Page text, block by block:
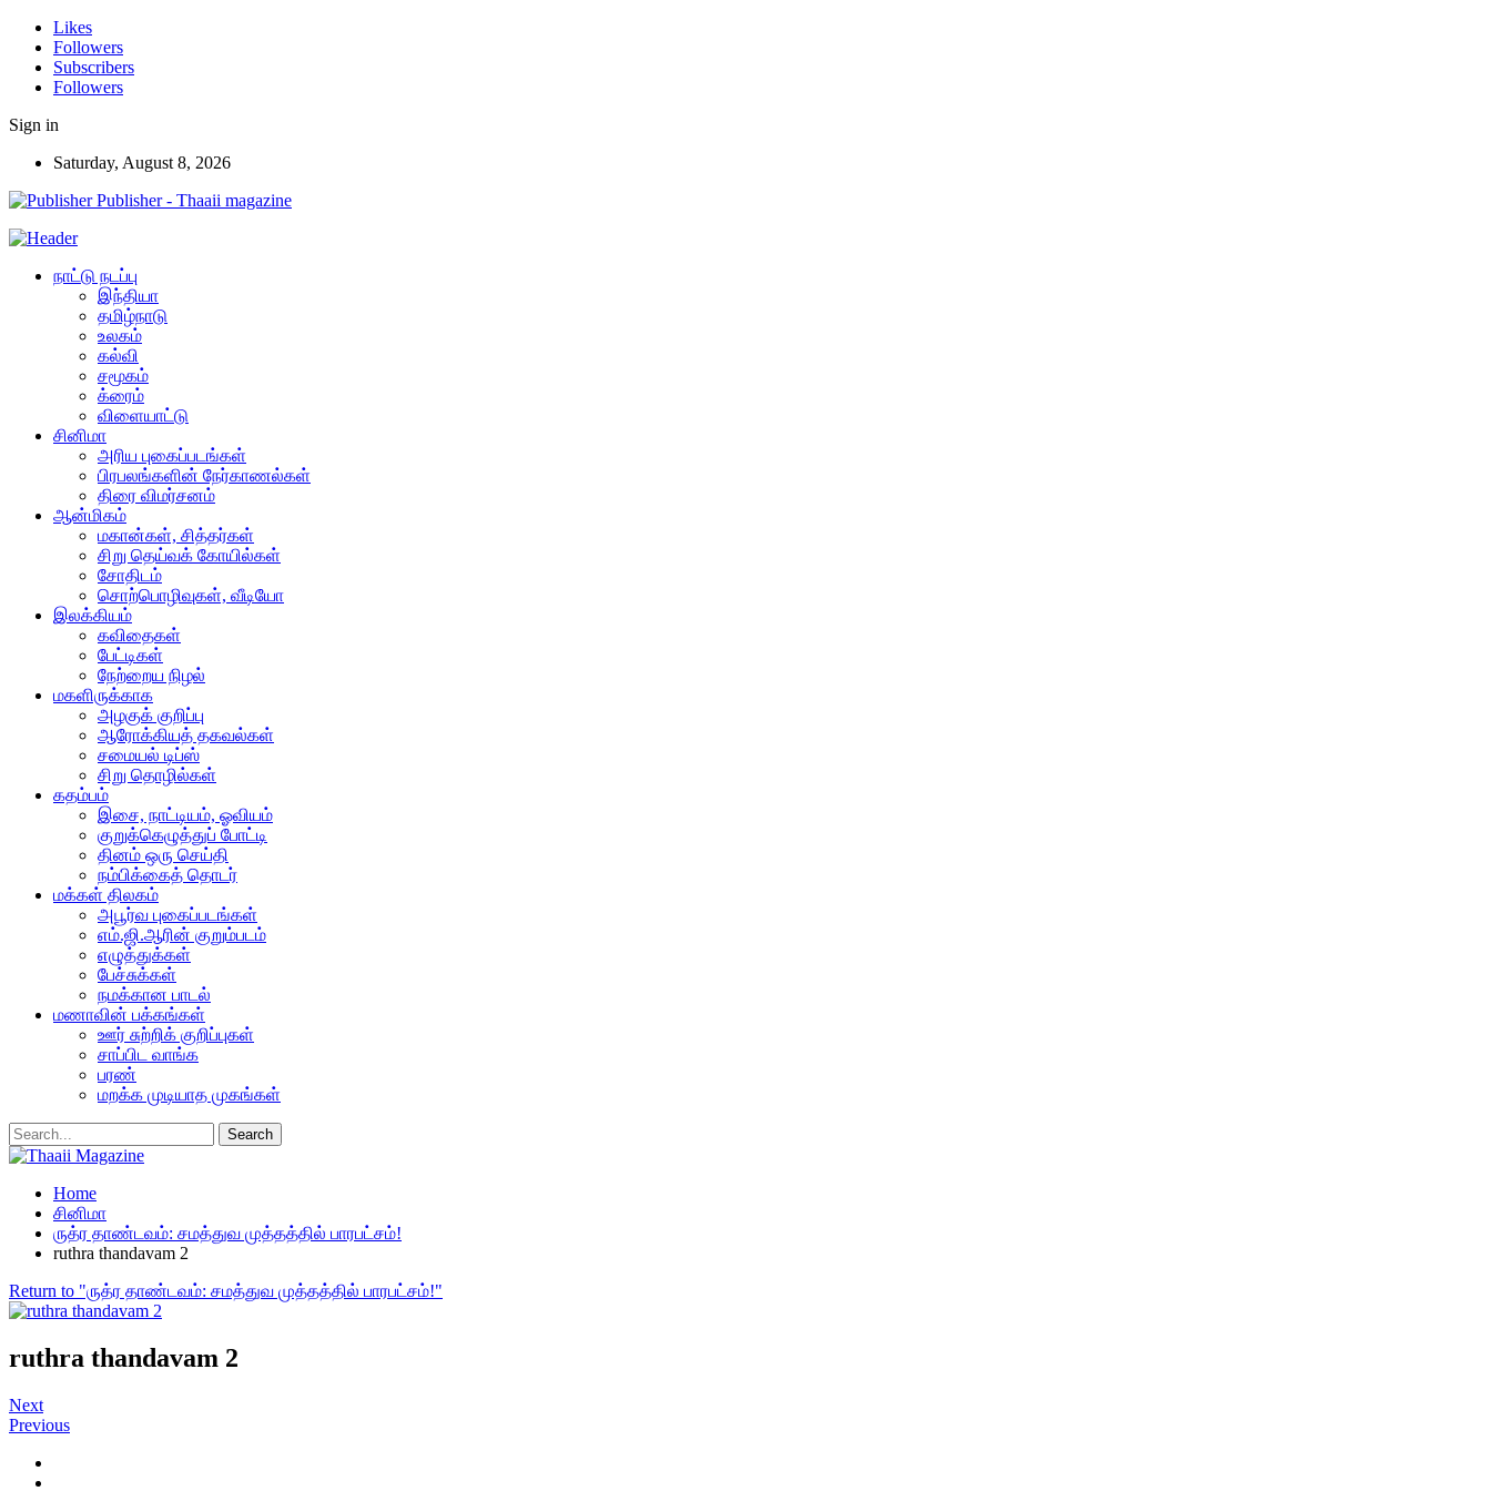
Likes
Followers
Subscribers
Followers
Sign in
Saturday, August 8, 2026
Publisher - Thaaii magazine
நாட்டு நடப்பு
இந்தியா
தமிழ்நாடு
உலகம்
கல்வி
சமூகம்
க்ரைம்
விளையாட்டு
சினிமா
அரிய புகைப்படங்கள்
பிரபலங்களின் நேர்காணல்கள்
திரை விமர்சனம்
ஆன்மிகம்
மகான்கள், சித்தர்கள்
சிறு தெய்வக் கோயில்கள்
சோதிடம்
சொற்பொழிவுகள், வீடியோ
இலக்கியம்
கவிதைகள்
பேட்டிகள்
நேற்றைய நிழல்
மகளிருக்காக
அழகுக் குறிப்பு
ஆரோக்கியத் தகவல்கள்
சமையல் டிப்ஸ்
சிறு தொழில்கள்
கதம்பம்
இசை, நாட்டியம், ஓவியம்
குறுக்கெழுத்துப் போட்டி
தினம் ஒரு செய்தி
நம்பிக்கைத் தொடர்
மக்கள் திலகம்
அபூர்வ புகைப்படங்கள்
எம்.ஜி.ஆரின் குறும்படம்
எழுத்துக்கள்
பேச்சுக்கள்
நமக்கான பாடல்
மணாவின் பக்கங்கள்
ஊர் சுற்றிக் குறிப்புகள்
சாப்பிட வாங்க
பரண்
மறக்க முடியாத முகங்கள்
Home
சினிமா
ருத்ர தாண்டவம்: சமத்துவ முத்தத்தில் பாரபட்சம்!
ruthra thandavam 2
Return to "ருத்ர தாண்டவம்: சமத்துவ முத்தத்தில் பாரபட்சம்!"
ruthra thandavam 2
Next
Previous